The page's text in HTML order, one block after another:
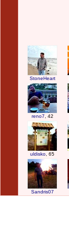
StoneHeart
reno7 , 42
uldisko , 65
Sandris07